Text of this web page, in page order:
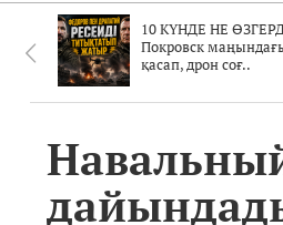
10 КҮНДЕ НЕ
Покровск
қасап, дрон соғ..